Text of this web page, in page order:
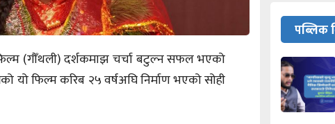
(गौँथली) दर्शकमाझ चर्चा बटुल्न सफल भएको
फिल्म करिब २५ वर्षअघि निर्माण भएको सोही
पब्लिक